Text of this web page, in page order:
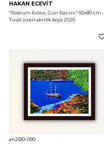
HAKAN ECEVİT
"Bodrum Kalesi, Gün Batımı" 60x80 cm -
Tuval üzeri akrilik boya 2026
an2510-090